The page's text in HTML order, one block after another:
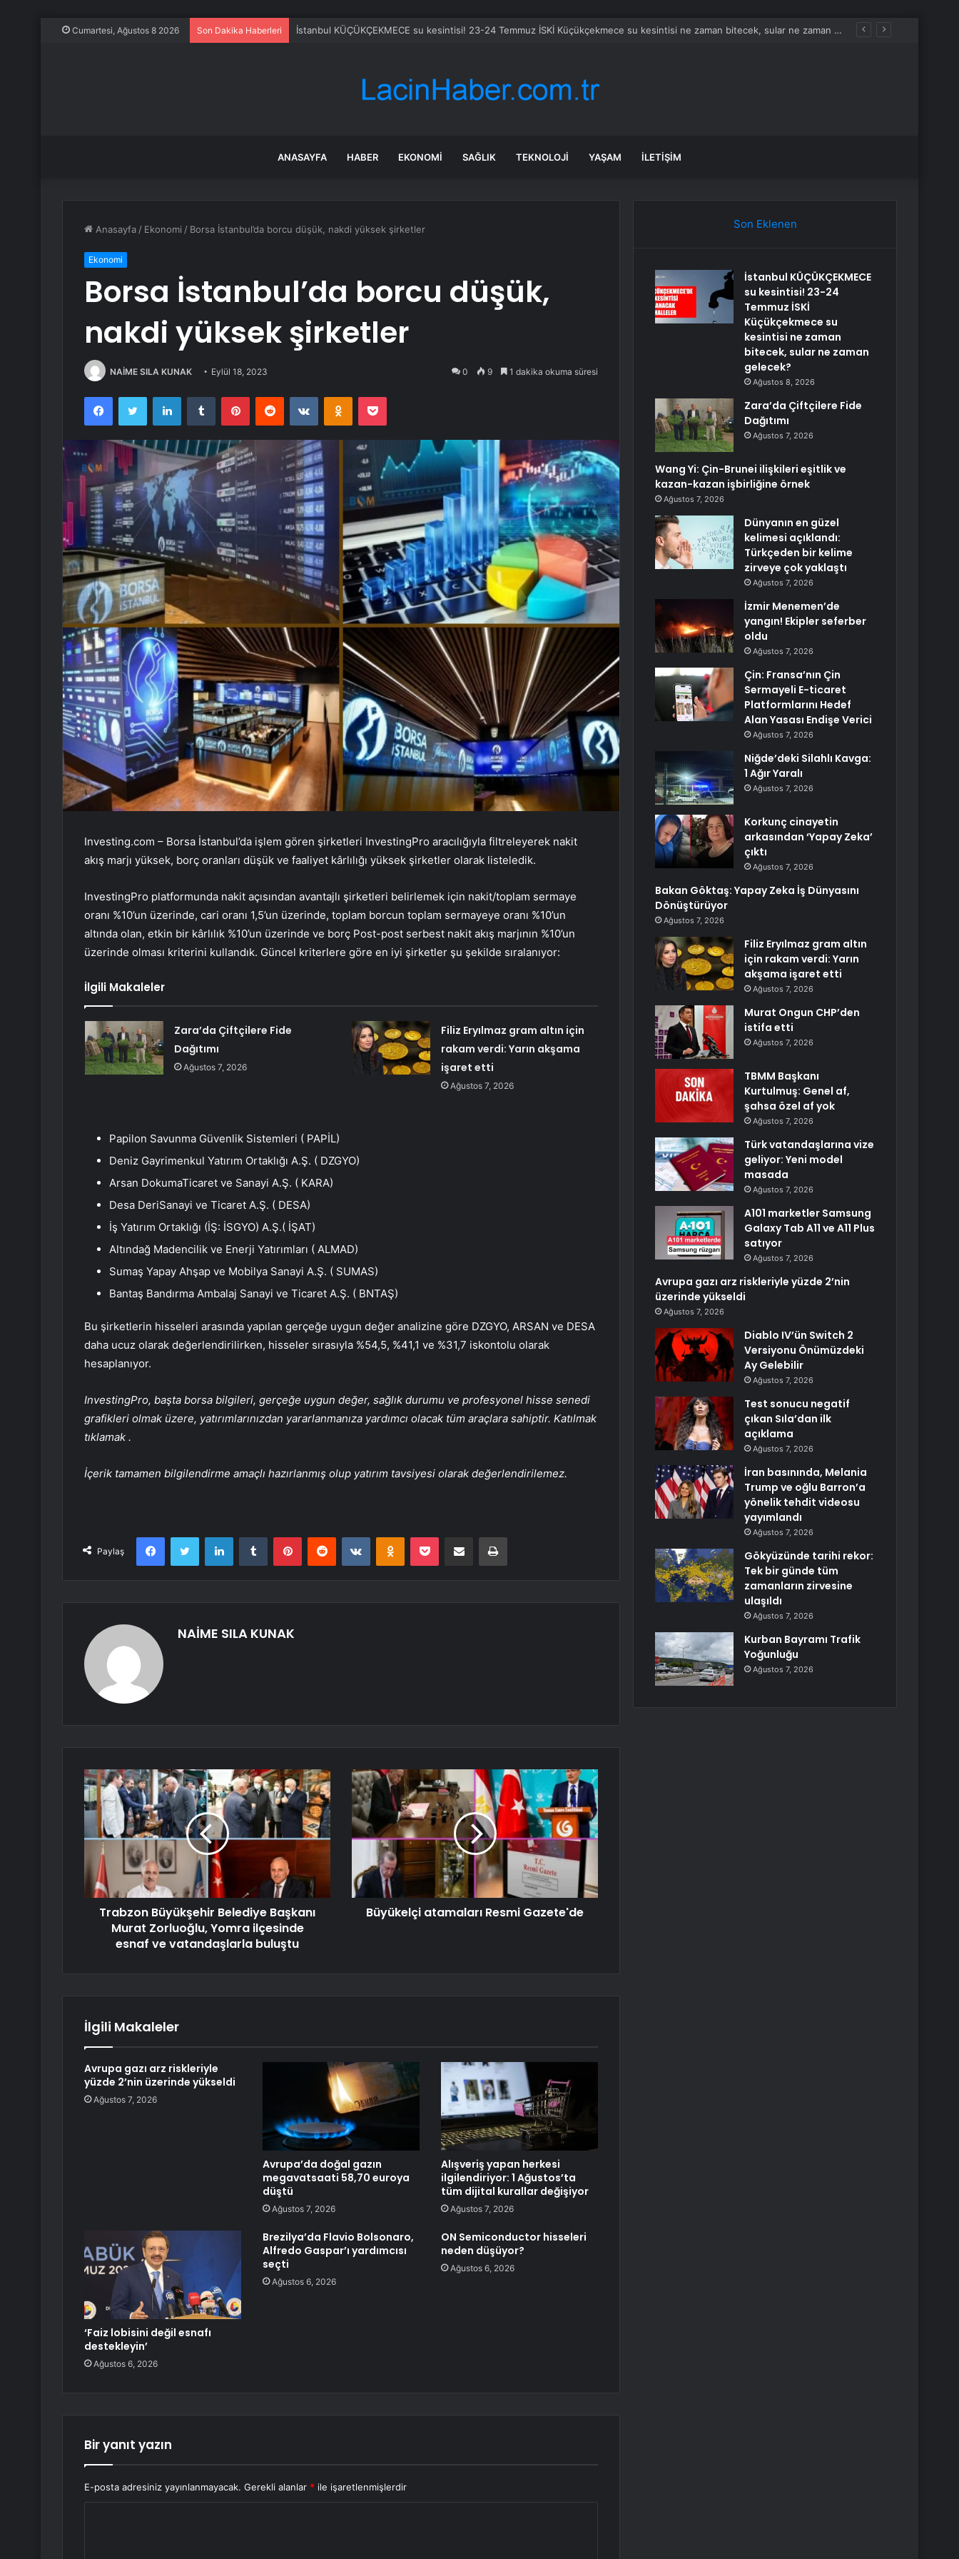
Cumartesi, Ağustos 8 2026 Son Dakika Haberleri Zara’da Çiftçilere Fide Dağıtımı
ANASAYFA HABER EKONOMI SAĞLIK TEKNOLOJI YAŞAM İLETIŞIM
Anasayfa / Ekonomi / Borsa İstanbul’da borcu düşük, nakdi yüksek şirketler
Ekonomi
Borsa İstanbul’da borcu düşük,
nakdi yüksek şirketler
NAİME SILA KUNAK Eylül 18, 2023 0 9 1 dakika okuma süresi
FacebookTwitter LinkedInTumblr PinterestReddit VKontakteOdnoklassniki
Pocket
Investing.com – Borsa İstanbul’da işlem gören şirketleri InvestingPro aracılığıyla filtreleyerek nakit
akış marjı yüksek, borç oranları düşük ve faaliyet kârlılığı yüksek şirketler olarak listeledik.
InvestingPro platformunda nakit açısından avantajlı şirketleri belirlemek için nakit/toplam sermaye
oranı %10’un üzerinde, cari oranı 1,5’un üzerinde, toplam borcun toplam sermayeye oranı %10’un
altında olan, etkin bir kârlılık %10’un üzerinde ve borç Post-post serbest nakit akış marjının %10’un
üzerinde olması kriterini kullandık. Güncel kriterlere göre en iyi şirketler şu şekilde sıralanıyor:
İlgili Makaleler
Zara’da Çiftçilere Fide
Dağıtımı
Ağustos 7, 2026
Filiz Eryılmaz gram altın için
rakam verdi: Yarın akşama
işaret etti
Ağustos 7, 2026
Papilon Savunma Güvenlik Sistemleri ( PAPİL)
Deniz Gayrimenkul Yatırım Ortaklığı A.Ş. ( DZGYO)
Arsan DokumaTicaret ve Sanayi A.Ş. ( KARA)
Desa DeriSanayi ve Ticaret A.Ş. ( DESA)
İş Yatırım Ortaklığı (İŞ: İSGYO) A.Ş.( İŞAT)
Altındağ Madencilik ve Enerji Yatırımları ( ALMAD)
Sumaş Yapay Ahşap ve Mobilya Sanayi A.Ş. ( SUMAS)
Bantaş Bandırma Ambalaj Sanayi ve Ticaret A.Ş. ( BNTAŞ)
Bu şirketlerin hisseleri arasında yapılan gerçeğe uygun değer analizine göre DZGYO, ARSAN ve DESA
daha ucuz olarak değerlendirilirken, hisseler sırasıyla %54,5, %41,1 ve %31,7 iskontolu olarak
hesaplanıyor.
InvestingPro, başta borsa bilgileri, gerçeğe uygun değer, sağlık durumu ve profesyonel hisse senedi
grafikleri olmak üzere, yatırımlarınızdan yararlanmanıza yardımcı olacak tüm araçlara sahiptir. Katılmak
tıklamak .
İçerik tamamen bilgilendirme amaçlı hazırlanmış olup yatırım tavsiyesi olarak değerlendirilemez.
Paylaş
FacebookTwitter LinkedInTumblr PinterestReddit VKontakteOdnoklassniki
Pocket E-Posta ile paylaş Yazdır
NAİME SILA KUNAK
Trabzon Büyükşehir Belediye Başkanı
Murat Zorluoğlu, Yomra ilçesinde
esnaf ve vatandaşlarla buluştu
Büyükelçi atamaları Resmi Gazete'de
İlgili Makaleler
Avrupa gazı arz riskleriyle
yüzde 2’nin üzerinde yükseldi
Ağustos 7, 2026
Avrupa’da doğal gazın
megavatsaati 58,70 euroya
düştü
Ağustos 7, 2026
Alışveriş yapan herkesi
ilgilendiriyor: 1 Ağustos’ta
tüm dijital kurallar değişiyor
Ağustos 7, 2026
‘Faiz lobisini değil esnafı
destekleyin’
Ağustos 6, 2026
Brezilya’da Flavio Bolsonaro,
Alfredo Gaspar’ı yardımcısı
seçti
Ağustos 6, 2026
ON Semiconductor hisseleri
neden düşüyor?
Ağustos 6, 2026
Bir yanıt yazın
E-posta adresiniz yayınlanmayacak. Gerekli alanlar * ile işaretlenmişlerdir
Son Eklenen
İstanbul KÜÇÜKÇEKMECE
su kesintisi! 23-24
Temmuz İSKİ
Küçükçekmece su
kesintisi ne zaman
bitecek, sular ne zaman
gelecek?
Ağustos 8, 2026
Zara’da Çiftçilere Fide
Dağıtımı
Ağustos 7, 2026
Wang Yi: Çin-Brunei ilişkileri eşitlik ve
kazan-kazan işbirliğine örnek
Ağustos 7, 2026
Dünyanın en güzel
kelimesi açıklandı:
Türkçeden bir kelime
zirveye çok yaklaştı
Ağustos 7, 2026
İzmir Menemen’de
yangın! Ekipler seferber
oldu
Ağustos 7, 2026
Çin: Fransa’nın Çin
Sermayeli E-ticaret
Platformlarını Hedef
Alan Yasası Endişe Verici
Ağustos 7, 2026
Niğde’deki Silahlı Kavga:
1 Ağır Yaralı
Ağustos 7, 2026
Korkunç cinayetin
arkasından ‘Yapay Zeka’
çıktı
Ağustos 7, 2026
Bakan Göktaş: Yapay Zeka İş Dünyasını
Dönüştürüyor
Ağustos 7, 2026
Filiz Eryılmaz gram altın
için rakam verdi: Yarın
akşama işaret etti
Ağustos 7, 2026
Murat Ongun CHP’den
istifa etti
Ağustos 7, 2026
TBMM Başkanı
Kurtulmuş: Genel af,
şahsa özel af yok
Ağustos 7, 2026
Türk vatandaşlarına vize
geliyor: Yeni model
masada
Ağustos 7, 2026
A101 marketler Samsung
Galaxy Tab A11 ve A11 Plus
satıyor
Ağustos 7, 2026
Avrupa gazı arz riskleriyle yüzde 2’nin
üzerinde yükseldi
Ağustos 7, 2026
Diablo IV’ün Switch 2
Versiyonu Önümüzdeki
Ay Gelebilir
Ağustos 7, 2026
Test sonucu negatif
çıkan Sıla’dan ilk
açıklama
Ağustos 7, 2026
İran basınında, Melania
Trump ve oğlu Barron’a
yönelik tehdit videosu
yayımlandı
Ağustos 7, 2026
Gökyüzünde tarihi rekor:
Tek bir günde tüm
zamanların zirvesine
ulaşıldı
Ağustos 7, 2026
Kurban Bayramı Trafik
Yoğunluğu
Ağustos 7, 2026